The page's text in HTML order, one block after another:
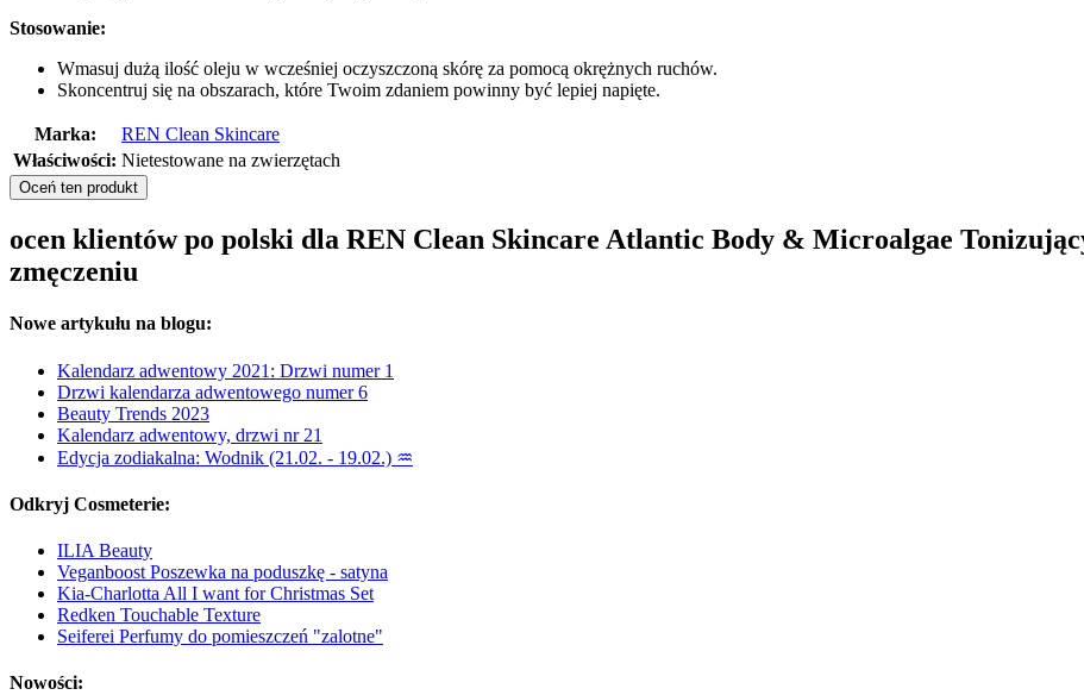
Stosowanie:
Wmasuj dużą ilość oleju w wcześniej oczyszczoną skórę za pomocą okrężnych ruchów.
Skoncentruj się na obszarach, które Twoim zdaniem powinny być lepiej napięte.
Marka:
REN Clean Skincare
Właściwości: Nietestowane na zwierzętach
Oceń ten produkt
ocen klientów po polski dla REN Clean Skincare Atlantic Body & Microalgae
zmęczeniu
Nowe artykułu na blogu:
Kalendarz adwentowy 2021: Drzwi numer 1
Drzwi kalendarza adwentowego numer 6
Beauty Trends 2023
Kalendarz adwentowy, drzwi nr 21
Edycja zodiakalna: Wodnik (21.02. - 19.02.) ♒
Odkryj Cosmeterie:
ILIA Beauty
Veganboost Poszewka na poduszkę - satyna
Kia-Charlotta All I want for Christmas Set
Redken Touchable Texture
Seiferei Perfumy do pomieszczeń "zalotne"
Nowości: